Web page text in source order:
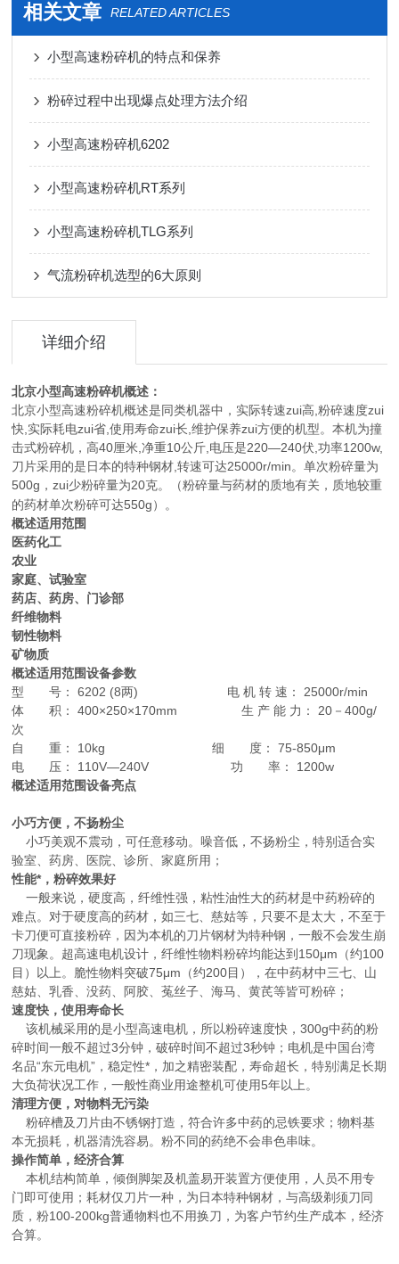
相关文章 RELATED ARTICLES
小型高速粉碎机的特点和保养
粉碎过程中出现爆点处理方法介绍
小型高速粉碎机6202
小型高速粉碎机RT系列
小型高速粉碎机TLG系列
气流粉碎机选型的6大原则
详细介绍
北京小型高速粉碎机概述：
北京小型高速粉碎机概述是同类机器中，实际转速zui高,粉碎速度zui
快,实际耗电zui省,使用寿命zui长,维护保养zui方便的机型。本机为撞
击式粉碎机，高40厘米,净重10公斤,电压是220—240伏,功率1200w,
刀片采用的是日本的特种钢材,转速可达25000r/min。单次粉碎量为
500g，zui少粉碎量为20克。（粉碎量与药材的质地有关，质地较重
的药材单次粉碎可达550g）。
概述适用范围
医药化工
农业
家庭、试验室
药店、药房、门诊部
纤维物料
韧性物料
矿物质
概述适用范围设备参数
型 号： 6202 (8两) 电 机 转 速： 25000r/min
体 积： 400×250×170mm 生 产 能 力： 20－400g/
次
自 重： 10kg 细 度： 75-850μm
电 压： 110V—240V 功 率： 1200w
概述适用范围设备亮点
小巧方便，不扬粉尘
小巧美观不震动，可任意移动。噪音低，不扬粉尘，特别适合实
验室、药房、医院、诊所、家庭所用；
性能*，粉碎效果好
一般来说，硬度高，纤维性强，粘性油性大的药材是中药粉碎的
难点。对于硬度高的药材，如三七、慈姑等，只要不是太大，不至于
卡刀便可直接粉碎，因为本机的刀片钢材为特种钢，一般不会发生崩
刀现象。超高速电机设计，纤维性物料粉碎均能达到150μm（约100
目）以上。脆性物料突破75μm（约200目），在中药材中三七、山
慈姑、乳香、没药、阿胶、菟丝子、海马、黄芪等皆可粉碎；
速度快，使用寿命长
该机械采用的是小型高速电机，所以粉碎速度快，300g中药的粉
碎时间一般不超过3分钟，破碎时间不超过3秒钟；电机是中国台湾
名品“东元电机”，稳定性*，加之精密装配，寿命超长，特别满足长期
大负荷状况工作，一般性商业用途整机可使用5年以上。
清理方便，对物料无污染
粉碎槽及刀片由不锈钢打造，符合许多中药的忌铁要求；物料基
本无损耗，机器清洗容易。粉不同的药绝不会串色串味。
操作简单，经济合算
本机结构简单，倾倒脚架及机盖易开装置方便使用，人员不用专
门即可使用；耗材仅刀片一种，为日本特种钢材，与高级剃须刀同
质，粉100-200kg普通物料也不用换刀，为客户节约生产成本，经济
合算。